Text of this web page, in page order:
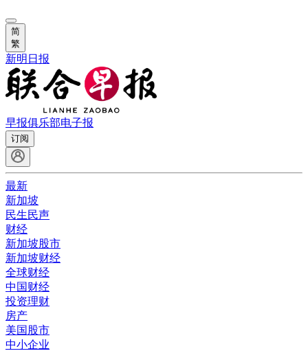
简
繁
新明日报
早报俱乐部电子报
订阅
最新
新加坡
民生民声
财经
新加坡股市
新加坡财经
全球财经
中国财经
投资理财
房产
美国股市
中小企业